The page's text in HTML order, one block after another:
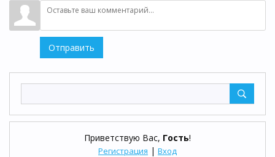
Приветствую Вас, Гость!
Регистрация | Вход
Отправить